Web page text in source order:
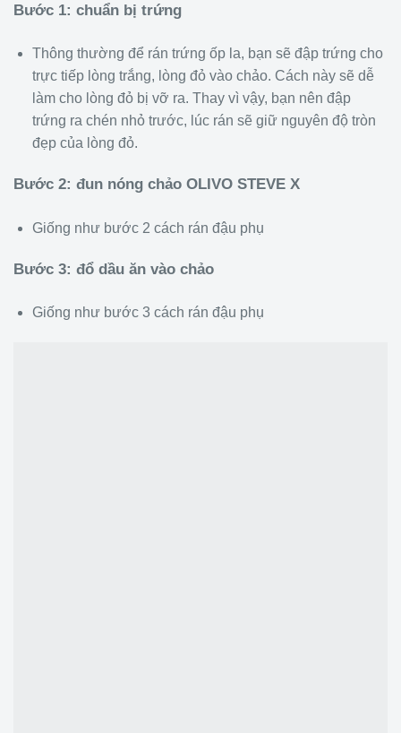
Bước 1: chuẩn bị trứng
Thông thường để rán trứng ốp la, bạn sẽ đập trứng cho
trực tiếp lòng trắng, lòng đỏ vào chảo. Cách này sẽ dễ
làm cho lòng đỏ bị vỡ ra. Thay vì vậy, bạn nên đập
trứng ra chén nhỏ trước, lúc rán sẽ giữ nguyên độ tròn
đẹp của lòng đỏ.
Bước 2: đun nóng chảo OLIVO STEVE X
Giống như bước 2 cách rán đậu phụ
Bước 3: đổ dầu ăn vào chảo
Giống như bước 3 cách rán đậu phụ